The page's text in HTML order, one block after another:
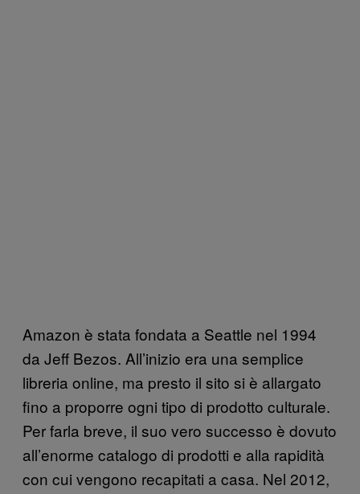
Amazon è stata fondata a Seattle nel 1994
da Jeff Bezos. All’inizio era una semplice
libreria online, ma presto il sito si è allargato
fino a proporre ogni tipo di prodotto culturale.
Per farla breve, il suo vero successo è dovuto
all’enorme catalogo di prodotti e alla rapidità
con cui vengono recapitati a casa. Nel 2012,